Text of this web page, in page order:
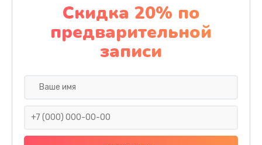
Чистка от пыли
1060 руб.
Заказать
Скидка 20% по
предварительной
записи